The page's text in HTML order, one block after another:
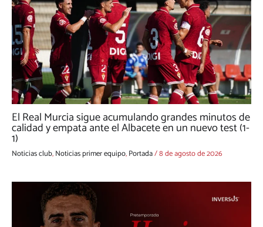
El Real Murcia sigue acumulando grandes minutos de
calidad y empata ante el Albacete en un nuevo test (1-
1)
Noticias club,Noticias primer equipo,Portada/8 de agosto de 2026